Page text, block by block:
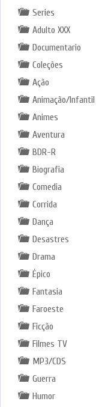
Series
Adulto XXX
Documentario
Coleções
Ação
Animação/Infantil
Animes
Aventura
BDR-R
Biografia
Comedia
Corrida
Dança
Desastres
Drama
Épico
Fantasia
Faroeste
Ficção
Filmes TV
MP3/CDS
Guerra
Humor